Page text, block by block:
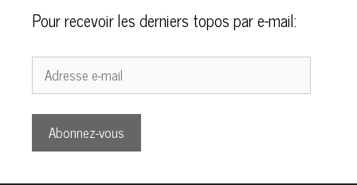
Pour recevoir les derniers topos par e-mail:
Adresse
Abonnez-vous